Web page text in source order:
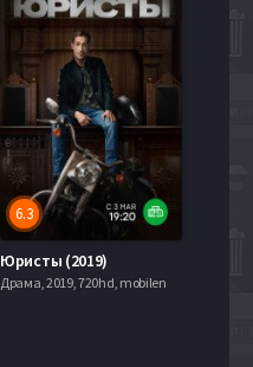
6.3
Юристы (2019)
Драма, 2019, 720hd, mobilen